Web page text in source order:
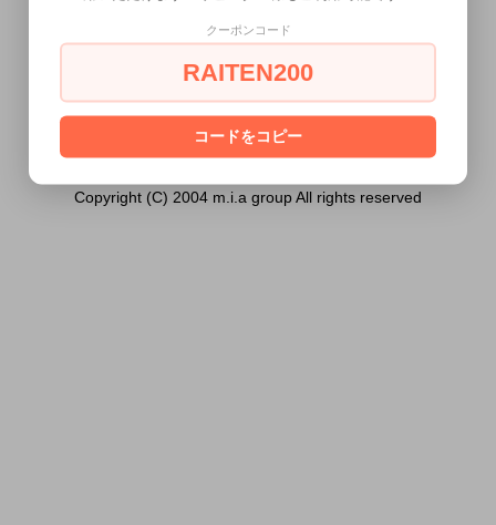
ません。
あなたは18歳以上ですか？
[ はい ] [ いいえ ]
Copyright (C) 2004 m.i.a group All rights reserved
クーポンコード
RAITEN200
コードをコピー